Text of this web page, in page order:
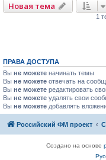
Новая тема
1
ПРАВА ДОСТУПА
Вы не можете начинать темы
Вы не можете отвечать на
Вы не можете редактировать
Вы не можете удалять свои
Вы не можете добавлять
Российский ФМ проект
Создано на основе